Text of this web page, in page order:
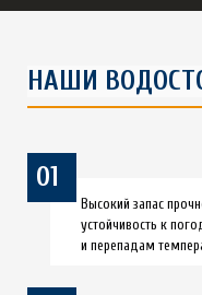
Высокий запас
устойчивость к
и перепадам
01
НАШИ